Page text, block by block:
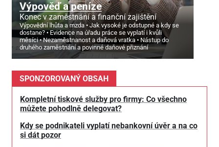
Výpověď a peníze
Konec v zaměstnání a finanční zajištění
Výpovědní lhůta a mzda
Jak vysoké je odstupné a kdy se
dostane?
Evidence na úřadu práce se vyplatí i kvůli
měsíci
Nezaměstnanost a daňová vratka
Nástup do
druhého zaměstnání a povinné daňové přiznání
SPONZOROVANÝ OBSAH
Kompletní tiskové služby pro firmy: Co všechno
můžete pohodlně delegovat?
Kdy se podnikateli vyplatí nebankovní úvěr a na co
si dát pozor